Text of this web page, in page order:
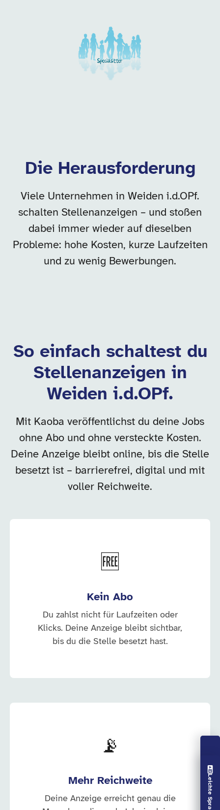
Vorlesen aus
Unsere Arbeitgeber in
Die Herausforderung
Viele Unternehmen in Weiden i.d.OPf.
schalten Stellenanzeigen – und stoßen
dabei immer wieder auf dieselben
Probleme: hohe Kosten, kurze Laufzeiten
und zu wenig Bewerbungen.
So einfach schaltest du
Stellenanzeigen in
Weiden i.d.OPf.
Mit Kaoba veröffentlichst du deine Jobs
ohne Abo und ohne versteckte Kosten.
Deine Anzeige bleibt online, bis die Stelle
besetzt ist – barrierefrei, digital und mit
voller Reichweite.
🆓
Kein Abo
Du zahlst nicht für Laufzeiten oder
Klicks. Deine Anzeige bleibt sichtbar,
bis du die Stelle besetzt hast.
📡
Mehr Reichweite
Deine Anzeige erreicht genau die